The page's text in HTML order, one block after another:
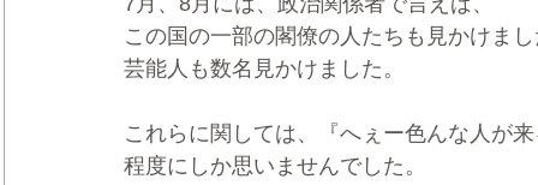
この国の一部の閣僚の人たちも見かけま
芸能人も数名見かけました。
これらに関しては、『へぇー色んな人が
程度にしか思いませんでした。